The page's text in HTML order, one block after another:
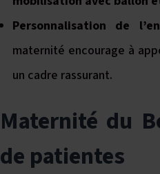
Personnalisation de
maternité encourage à
un cadre rassurant.
Maternité du
de patientes